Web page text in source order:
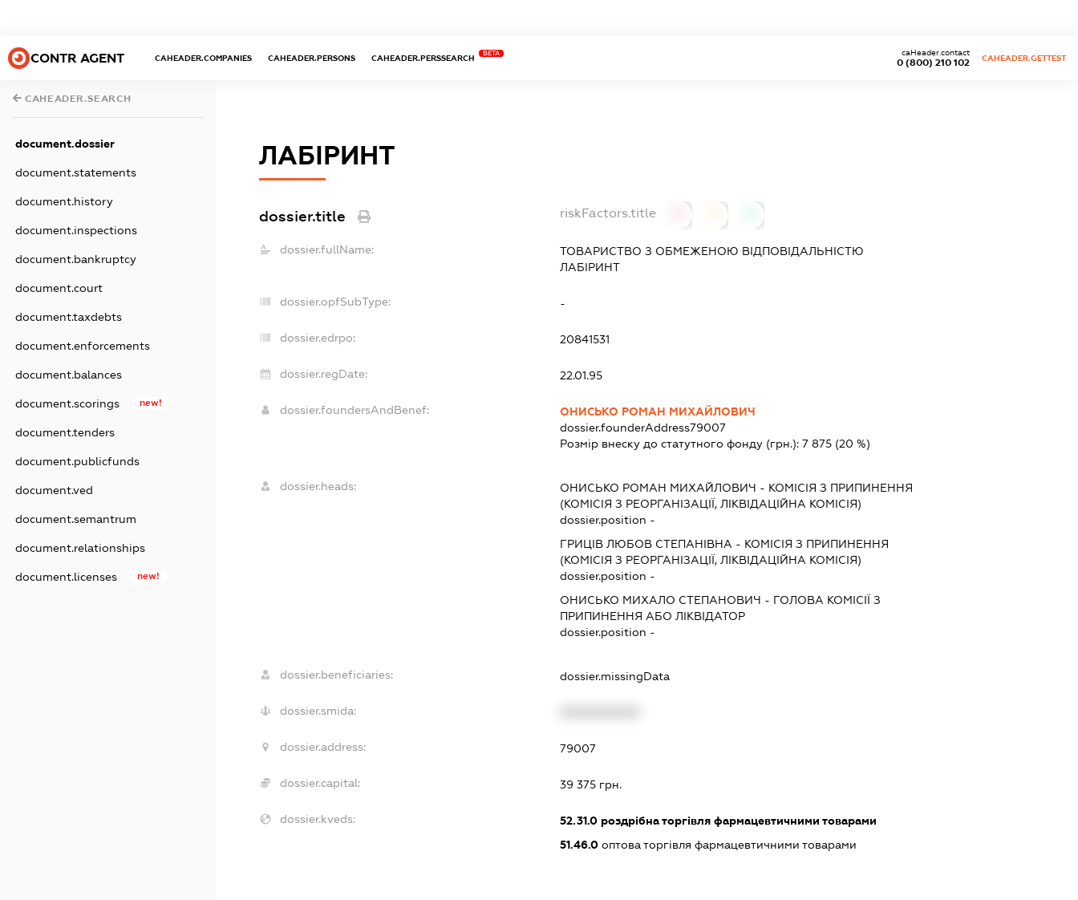
CONTR AGENT CAHEADER.COMPANIES CAHEADER.PERSONS CAHEADER.PERSSEARCH
BETA
0 (800) 210 102
caHeader.contact
CAHEADER.GETTEST
CAHEADER.SEARCH
document.dossier
document.statements
document.history
document.inspections
document.bankruptcy
document.court
document.taxdebts
document.enforcements
document.balances
document.scorings new!
document.tenders
document.publicfunds
document.ved
document.semantrum
document.relationships
document.licenses new!
ЛАБІРИНТ
dossier.title riskFactors.title
dossier.fullName:
ТОВАРИСТВО З ОБМЕЖЕНОЮ ВІДПОВІДАЛЬНІСТЮ
ЛАБІРИНТ
dossier.opfSubType: -
dossier.edrpo: 20841531
dossier.regDate: 22.01.95
dossier.foundersAndBenef:
ОНИСЬКО РОМАН МИХАЙЛОВИЧ
dossier.founderAddress79007
Розмір внеску до статутного фонду (грн.): 7 875(20 %)
dossier.heads: ОНИСЬКО РОМАН МИХАЙЛОВИЧ - КОМІСІЯ З ПРИПИНЕННЯ
(КОМІСІЯ З РЕОРГАНІЗАЦІЇ, ЛІКВІДАЦІЙНА КОМІСІЯ)
dossier.position -
ГРИЦІВ ЛЮБОВ СТЕПАНІВНА - КОМІСІЯ З ПРИПИНЕННЯ
(КОМІСІЯ З РЕОРГАНІЗАЦІЇ, ЛІКВІДАЦІЙНА КОМІСІЯ)
dossier.position -
ОНИСЬКО МИХАЛО СТЕПАНОВИЧ - ГОЛОВА КОМІСІЇ З
ПРИПИНЕННЯ АБО ЛІКВІДАТОР
dossier.position -
dossier.beneficiaries: dossier.missingData
dossier.smida:
dossier.address: 79007
dossier.capital: 39 375 грн.
dossier.kveds: 52.31.0роздрібна торгівля фармацевтичними товарами
51.46.0оптова торгівля фармацевтичними товарами